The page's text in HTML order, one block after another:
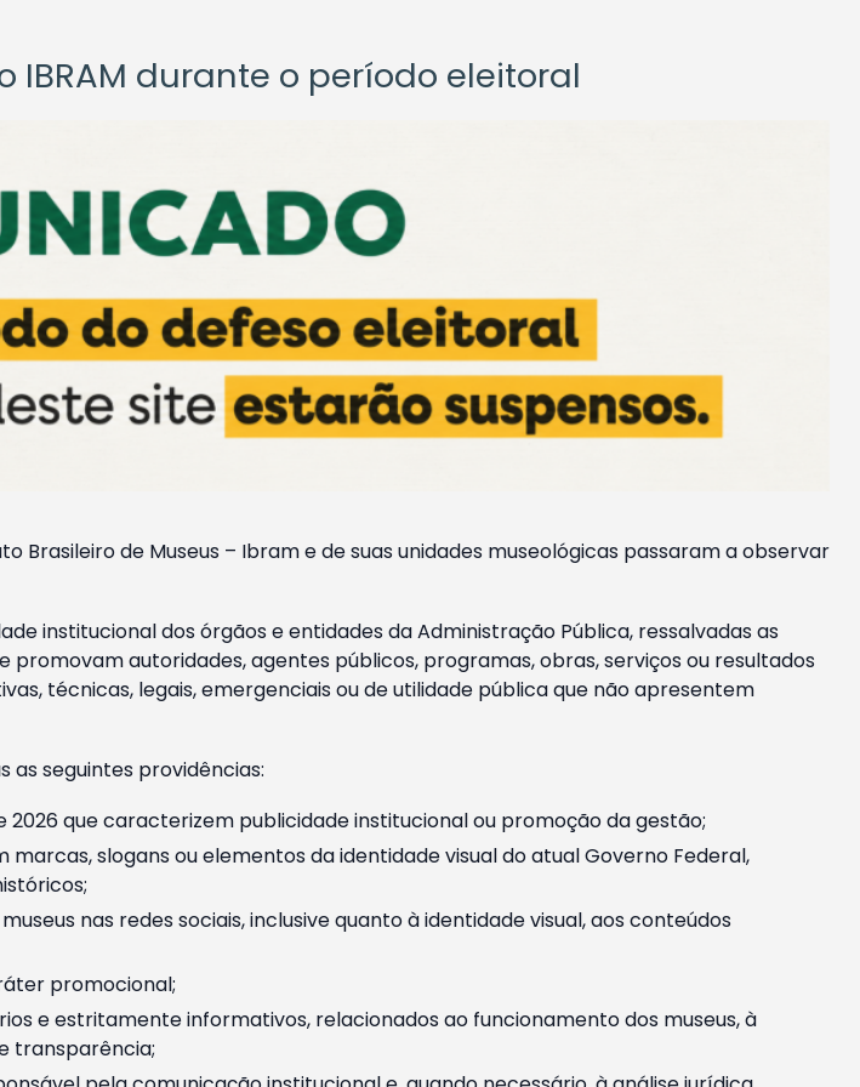
durante o período eleitoral
Brasileiro de Museus – Ibram e de suas unidades museológicas passaram a observar
institucional dos órgãos e entidades da Administração Pública, ressalvadas as
autoridades, agentes públicos, programas, obras, serviços ou resultados
técnicas, legais, emergenciais ou de utilidade pública que não apresentem
as seguintes providências:
que caracterizem publicidade institucional ou promoção da gestão;
slogans ou elementos da identidade visual do atual Governo Federal,
nas redes sociais, inclusive quanto à identidade visual, aos conteúdos
promocional;
e estritamente informativos, relacionados ao funcionamento dos museus, à
transparência;